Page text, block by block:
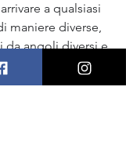
a qualsiasi
maniere diverse,
da angoli diversi e
anche
perdere nulla.